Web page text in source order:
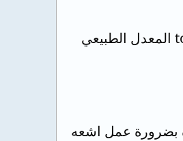
بالنسبه للتحليل الاول Free psa المعدل الطبيعي لا يزيد .عن 2 وبالنسبه لك 0.94 والتحليل التاني total psa المعدل الطبيعي
بضرورة عمل اشعه